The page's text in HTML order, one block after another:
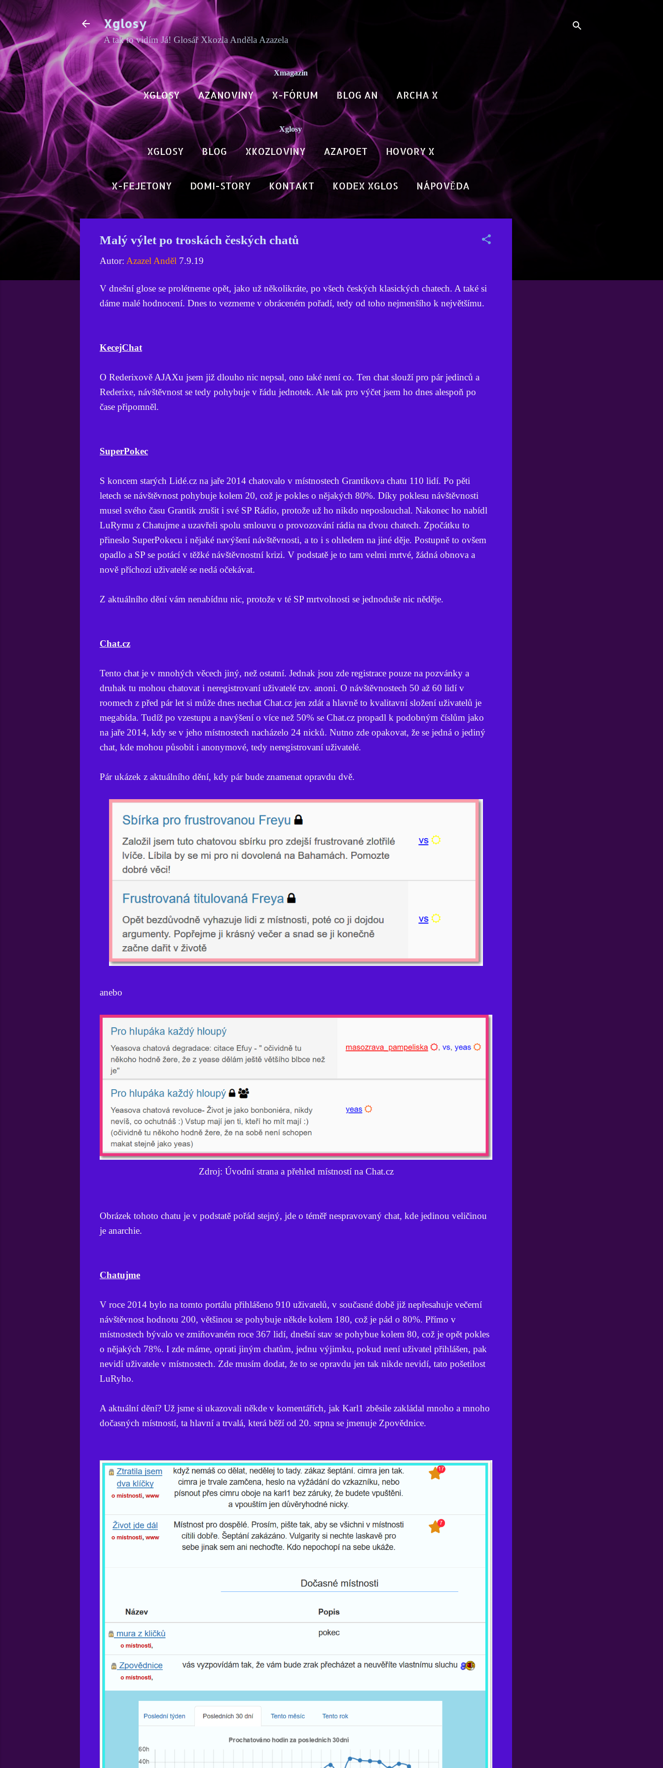
Xglosy
A tak to vidím Já! Glosář Xkozla Anděla Azazela
Xmagazín
XGLOSY AZANOVINY X-FÓRUM BLOG AN ARCHA X
Xglosy
XGLOSY BLOG XKOZLOVINY AZAPOET HOVORY X
X-FEJETONY DOMI-STORY KONTAKT KODEX XGLOS NÁPOVĚDA
Malý výlet po troskách českých chatů
Autor: Azazel Anděl 7.9.19
V dnešní glose se prolétneme opět, jako už několikráte, po všech českých klasických chatech. A také si
dáme malé hodnocení. Dnes to vezmeme v obráceném pořadí, tedy od toho nejmenšího k největšímu.
KecejChat
O Rederixově AJAXu jsem již dlouho nic nepsal, ono také není co. Ten chat slouží pro pár jedinců a
Rederixe, návštěvnost se tedy pohybuje v řádu jednotek. Ale tak pro výčet jsem ho dnes alespoň po
čase připomněl.
SuperPokec
S koncem starých Lidé.cz na jaře 2014 chatovalo v místnostech Grantikova chatu 110 lidí. Po pěti
letech se návštěvnost pohybuje kolem 20, což je pokles o nějakých 80%. Díky poklesu návštěvnosti
musel svého času Grantik zrušit i své SP Rádio, protože už ho nikdo neposlouchal. Nakonec ho nabídl
LuRymu z Chatujme a uzavřeli spolu smlouvu o provozování rádia na dvou chatech. Zpočátku to
přineslo SuperPokecu i nějaké navýšení návštěvnosti, a to i s ohledem na jiné děje. Postupně to ovšem
opadlo a SP se potácí v těžké návštěvnostní krizi. V podstatě je to tam velmi mrtvé, žádná obnova a
nově příchozí uživatelé se nedá očekávat.
Z aktuálního dění vám nenabídnu nic, protože v té SP mrtvolnosti se jednoduše nic něděje.
Chat.cz
Tento chat je v mnohých věcech jiný, než ostatní. Jednak jsou zde registrace pouze na pozvánky a
druhak tu mohou chatovat i neregistrovaní uživatelé tzv. anoni. O návštěvnostech 50 až 60 lidí v
roomech z před pár let si může dnes nechat Chat.cz jen zdát a hlavně to kvalitavní složení uživatelů je
megabída. Tudíž po vzestupu a navýšení o více než 50% se Chat.cz propadl k podobným číslům jako
na jaře 2014, kdy se v jeho místnostech nacházelo 24 nicků. Nutno zde opakovat, že se jedná o jediný
chat, kde mohou působit i anonymové, tedy neregistrovaní uživatelé.
Pár ukázek z aktuálního dění, kdy pár bude znamenat opravdu dvě.
anebo
Zdroj: Úvodní strana a přehled místností na Chat.cz
Obrázek tohoto chatu je v podstatě pořád stejný, jde o téměř nespravovaný chat, kde jedinou veličinou
je anarchie.
Chatujme
V roce 2014 bylo na tomto portálu přihlášeno 910 uživatelů, v současné době již nepřesahuje večerní
návštěvnost hodnotu 200, většinou se pohybuje někde kolem 180, což je pád o 80%. Přímo v
místnostech bývalo ve zmiňovaném roce 367 lidí, dnešní stav se pohybue kolem 80, což je opět pokles
o nějakých 78%. I zde máme, oprati jiným chatům, jednu výjimku, pokud není uživatel přihlášen, pak
nevidí uživatele v místnostech. Zde musím dodat, že to se opravdu jen tak nikde nevidí, tato pošetilost
LuRyho.
A aktuální dění? Už jsme si ukazovali někde v komentářích, jak Karl1 zběsile zakládal mnoho a mnoho
dočasných místností, ta hlavní a trvalá, která běží od 20. srpna se jmenuje Zpovědnice.